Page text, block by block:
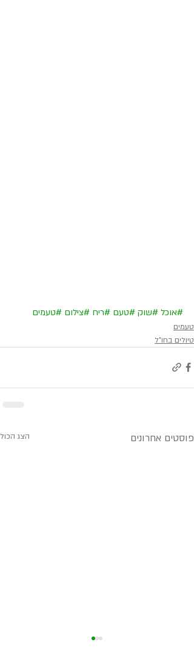
#אוכל #שוק #טעם #ריח #צילום #טעמים
טעמים
טיולים בחו"ל
פוסטים אחרונים הצג הכול